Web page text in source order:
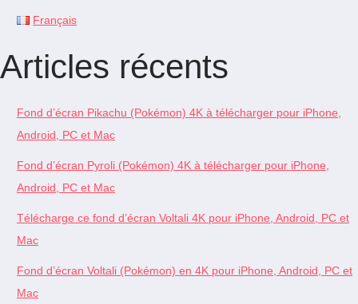
Français
Articles récents
Fond d’écran Pikachu (Pokémon) 4K à télécharger pour iPhone,
Android, PC et Mac
Fond d’écran Pyroli (Pokémon) 4K à télécharger pour iPhone,
Android, PC et Mac
Télécharge ce fond d’écran Voltali 4K pour iPhone, Android, PC et
Mac
Fond d’écran Voltali (Pokémon) en 4K pour iPhone, Android, PC et
Mac